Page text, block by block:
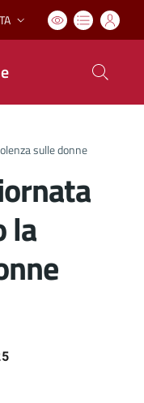
attiva:
sulle donne
la